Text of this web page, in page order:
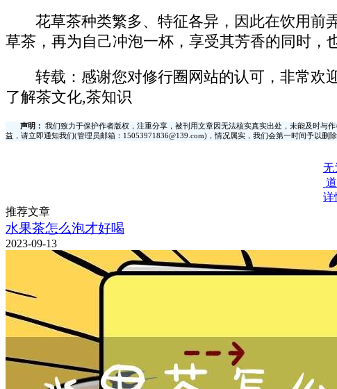
花草茶种类繁多、特征各异，因此在饮用前
草茶，再为自己冲泡一杯，享受其芳香的同时，
转载：感谢您对修行圈网站的认可，非常欢
了解茶文化,茶知识
声明：
我们致力于保护作者版权，注重分享，被刊用文章因无法核实真实出处，未能及时与
益，请立即通知我们(管理员邮箱：15053971836@139.com)，情况属实，我们会第一时间予以删
无
详
推荐文章
水果茶怎么泡才好喝
2023-09-13